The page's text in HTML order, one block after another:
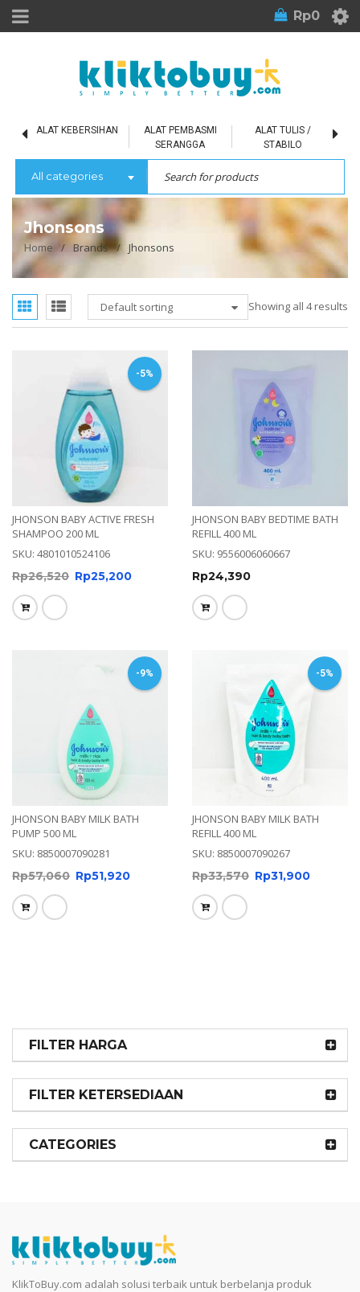
Rp0
ALAT KEBERSIHAN
ALAT PEMBASMI
SERANGGA
ALAT TULIS /
STABILO
All categories
Jhonsons
Home / Brands / Jhonsons
FILTER HARGA
FILTER KETERSEDIAAN
CATEGORIES
Default sorting Showing all 4 results
-5%
JHONSON BABY ACTIVE FRESH
SHAMPOO 200 ML
SKU: 4801010524106
Rp26,520 Rp25,200
JHONSON BABY BEDTIME BATH
REFILL 400 ML
SKU: 9556006060667
Rp24,390
-9%
JHONSON BABY MILK BATH
PUMP 500 ML
SKU: 8850007090281
Rp57,060 Rp51,920
-5%
JHONSON BABY MILK BATH
REFILL 400 ML
SKU: 8850007090267
Rp33,570 Rp31,900
KlikToBuy.com adalah solusi terbaik untuk berbelanja produk